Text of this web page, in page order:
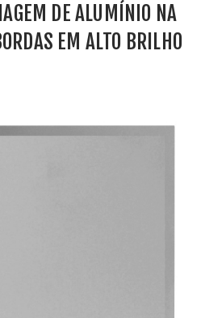
DE ALUMÍNIO NA
EM ALTO BRILHO